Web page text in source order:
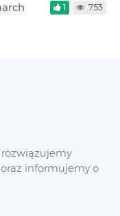
1 753
rozwiązujemy
informujemy o